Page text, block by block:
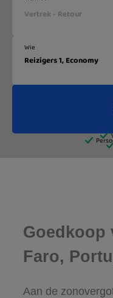
Goedkoop
Faro,
Aan de